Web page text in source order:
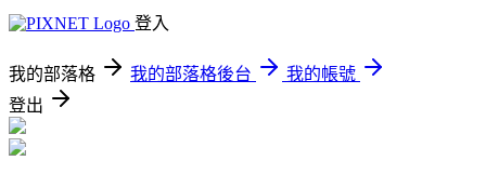
登入
我的部落格 我的部落格後台
我的帳號
登出